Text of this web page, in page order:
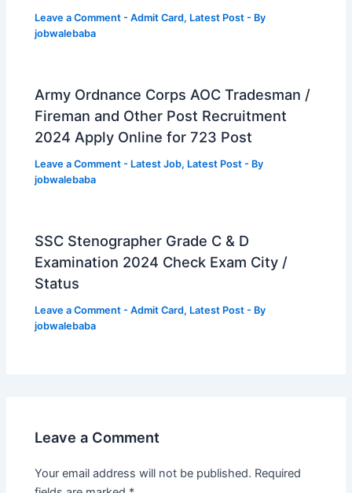
Leave a Comment -Admit Card, Latest Post - By
jobwalebaba
Army Ordnance Corps AOC Tradesman /
Fireman and Other Post Recruitment
2024 Apply Online for 723 Post
Leave a Comment - Latest Job, Latest Post - By
jobwalebaba
SSC Stenographer Grade C & D
Examination 2024 Check Exam City /
Status
Leave a Comment -Admit Card, Latest Post - By
jobwalebaba
Leave a Comment
Your email address will not be published. Required